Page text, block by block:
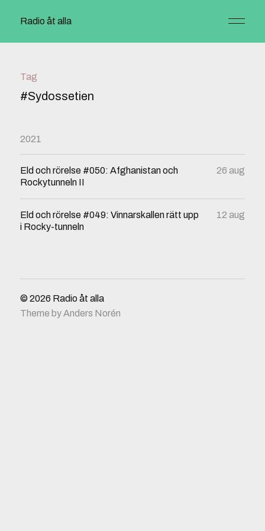
Radio åt alla
Tag
#Sydossetien
2021
Eld och rörelse #050: Afghanistan och
Rockytunneln II
26 aug
Eld och rörelse #049: Vinnarskallen rätt upp
i Rocky-tunneln
12 aug
© 2026 Radio åt alla
Theme byAnders Norén